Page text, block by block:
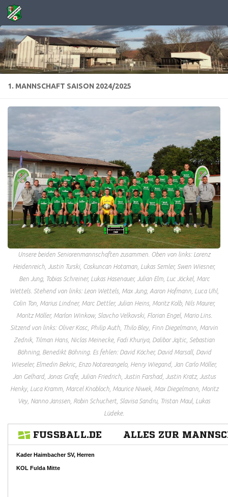
Zum Inhalt springen
1. MANNSCHAFT SAISON 2024/2025
Unsere beiden Seniorenmannschaften zusammen. Oben von links: Lorenz
Heidenreich, Justin Turski, Coskuncan Hotaman, Lukas Semler, Swen Wiesner,
Ben Jung, Tobias Schreiner, Lukas Hasenauer, Julian Elm, Luc Jöckel, Marc
Wettels. Stehend von links: Leon Wettels, Max Jung, Aaron Hofmann, Luca Uhl,
Colin Ton, Marius Lindner, Marc Dettler, Julian Heins, Moritz Kolb, Nils Maurer,
Moritz Möller, Marlon Winkow, Slavcho Velkovski, Florian Engel, Mario Lins.
Sitzend von links: Oliver Kosc, Philip Auth, Thilo Bley, Finn Diegelmann, Marvin
Zednik, Tilman Hans, Niclas Meinecke, Fadi Khuriya, Dalibor Jajtic, Sebastian
Böhning, Benedikt Böhning. Es fehlen: David Köcher, David Marsall, David
Wieseler, Elmedin Bekric, Enzo Notareangelo, Henry Wiegand, Jan Carlo Möller,
Jan Gelhard, Jonas Grafe, Julian Friedrich, Justin Farshad, Justin Kratz, Justus
Henky, Luca Kramm, Marcel Knobloch, Maurice Niwek, Max Diegelmann, Moritz
Vey, Nanno Janssen, Robin Schuchert, Slavisa Sandru, Tristan Maul, Lukas
Lüdeke.